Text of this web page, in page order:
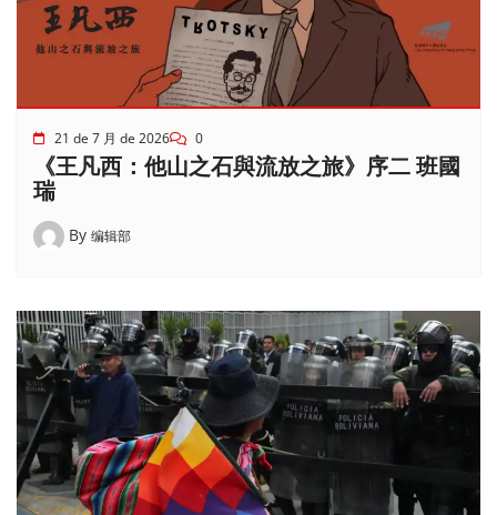
21 de 7 月 de 2026 0
《王凡西：他山之石與流放之旅》序二 班國
瑞
By 编辑部